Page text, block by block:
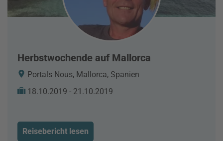
Herbstwochende auf Mallorca
Portals Nous, Mallorca, Spanien
18.10.2019 - 21.10.2019
Reisebericht lesen